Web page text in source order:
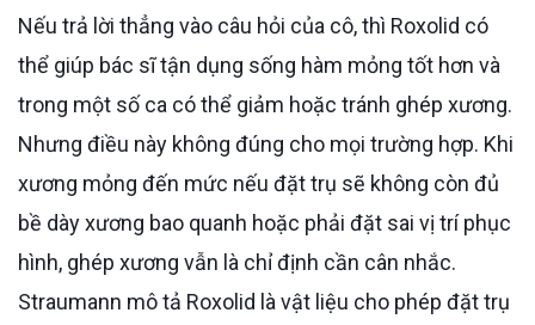
Nếu trả lời thẳng vào câu hỏi của cô, thì Roxolid có
thể giúp bác sĩ tận dụng sống hàm mỏng tốt hơn và
trong một số ca có thể giảm hoặc tránh ghép xương.
Nhưng điều này không đúng cho mọi trường hợp. Khi
xương mỏng đến mức nếu đặt trụ sẽ không còn đủ
bề dày xương bao quanh hoặc phải đặt sai vị trí phục
hình, ghép xương vẫn là chỉ định cần cân nhắc.
Straumann mô tả Roxolid là vật liệu cho phép đặt trụ